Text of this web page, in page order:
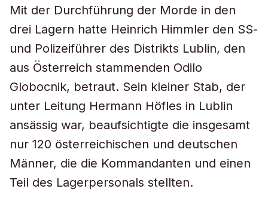
Mit der Durchführung der Morde in den
drei Lagern hatte Heinrich Himmler den SS-
und Polizeiführer des Distrikts Lublin, den
aus Österreich stammenden Odilo
Globocnik, betraut. Sein kleiner Stab, der
unter Leitung Hermann Höfles in Lublin
ansässig war, beaufsichtigte die insgesamt
nur 120 österreichischen und deutschen
Männer, die die Kommandanten und einen
Teil des Lagerpersonals stellten.